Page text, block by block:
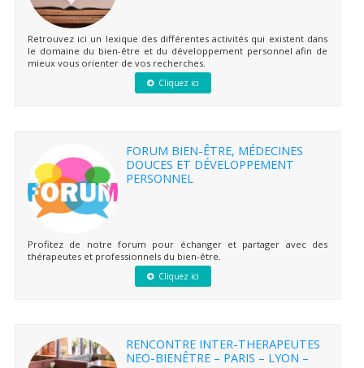
Retrouvez ici un lexique des différentes activités qui existent dans
le domaine du bien-être et du développement personnel afin de
mieux vous orienter de vos recherches.
Cliquez ici
FORUM BIEN-ÊTRE, MÉDECINES
DOUCES ET DÉVELOPPEMENT
PERSONNEL
Profitez de notre forum pour échanger et partager avec des
thérapeutes et professionnels du bien-être.
Cliquez ici
RENCONTRE INTER-THERAPEUTES
NEO-BIENÊTRE – PARIS – LYON –